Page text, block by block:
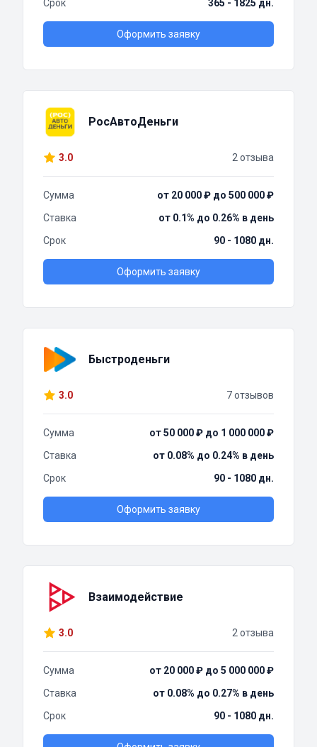
Срок
365 - 1825 дн.
Оформить заявку
РосАвтоДеньги
3.0 2 отзыва
Сумма
от 20 000 ₽ до 500 000 ₽
Ставка
от 0.1% до 0.26% в день
Срок
90 - 1080 дн.
Оформить заявку
Быстроденьги
3.0 7 отзывов
Сумма
от 50 000 ₽ до 1 000 000 ₽
Ставка
от 0.08% до 0.24% в день
Срок
90 - 1080 дн.
Оформить заявку
Взаимодействие
3.0 2 отзыва
Сумма
от 20 000 ₽ до 5 000 000 ₽
Ставка
от 0.08% до 0.27% в день
Срок
90 - 1080 дн.